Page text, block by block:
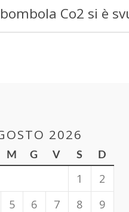
Co2 si è
2026
M G V S D
1
2
5 6 7 8
9